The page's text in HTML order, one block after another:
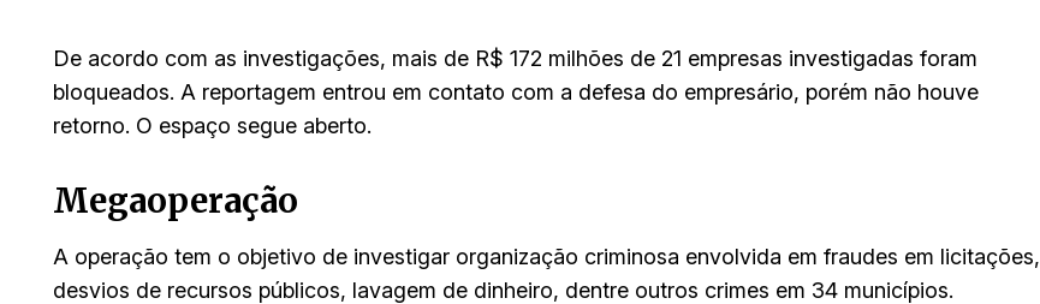
De acordo com as investigações, mais de R$ 172 milhões de 21 empresas investigadas foram
bloqueados. A reportagem entrou em contato com a defesa do empresário, porém não houve
retorno. O espaço segue aberto.
Megaoperação
A operação tem o objetivo de investigar organização criminosa envolvida em fraudes em licitações,
desvios de recursos públicos, lavagem de dinheiro, dentre outros crimes em 34 municípios.